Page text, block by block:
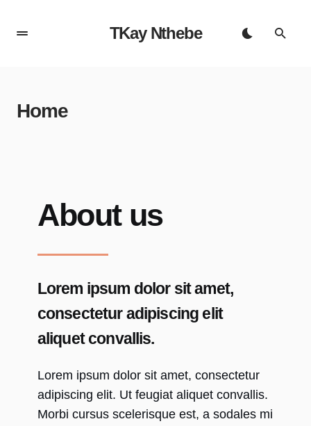
TKay Nthebe
Home
About us
Lorem ipsum dolor sit amet,
consectetur adipiscing elit
aliquet convallis.
Lorem ipsum dolor sit amet, consectetur
adipiscing elit. Ut feugiat aliquet convallis.
Morbi cursus scelerisque est, a sodales mi